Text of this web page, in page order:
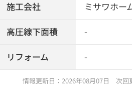
施工会社 ミサワホー
高圧線下面積 -
リフォーム -
情報更新日：2026年08月07日 次回